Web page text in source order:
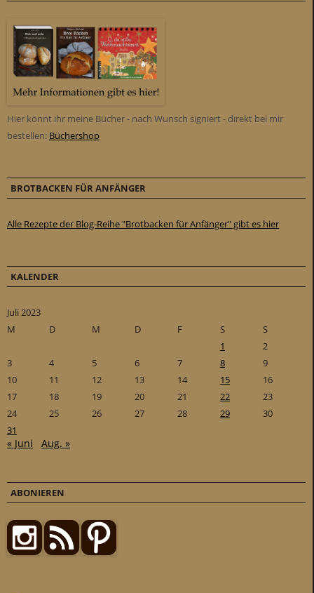
Hier könnt ihr meine Bücher - nach Wunsch signiert - direkt bei mir
bestellen: Büchershop
BROTBACKEN FÜR ANFÄNGER
Alle Rezepte der Blog-Reihe "Brotbacken für Anfänger" gibt es hier
KALENDER
Juli 2023
M
D M D F S
S
1
2
3
4 5 6 7 8
9
10
11 12 13 14 15
16
17
18 19 20 21 22
23
24
25 26 27 28 29
30
31
« Juni Aug. »
ABONIEREN